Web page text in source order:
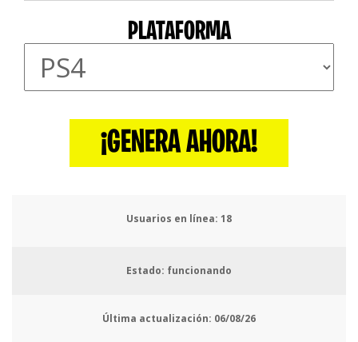
PLATAFORMA
¡GENERA AHORA!
Usuarios en línea: 19
Estado: funcionando
Última actualización: 06/08/26